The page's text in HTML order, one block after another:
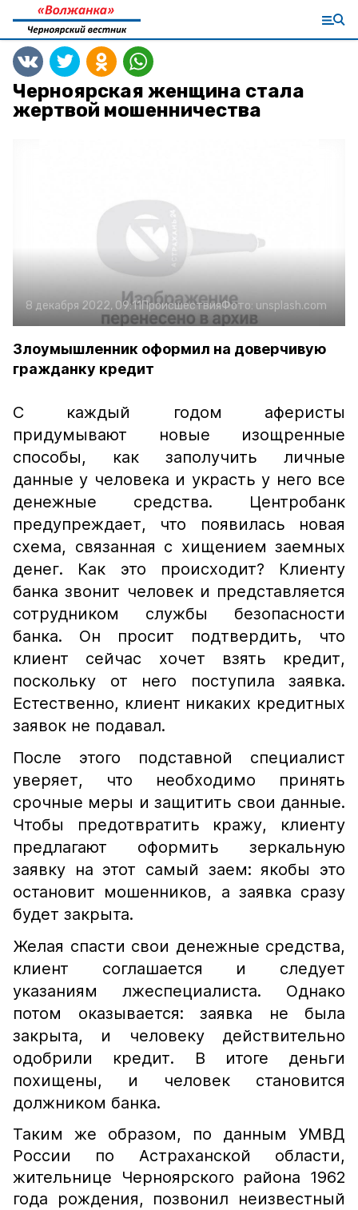
Черноярская женщина стала
жертвой мошенничества
8 декабря 2022, 09:11ПроисшествияФото: unsplash.com
Злоумышленник оформил на доверчивую
гражданку кредит
С каждый годом аферисты
придумывают новые изощренные
способы, как заполучить личные
данные у человека и украсть у него все
денежные средства. Центробанк
предупреждает, что появилась новая
схема, связанная с хищением заемных
денег. Как это происходит? Клиенту
банка звонит человек и представляется
сотрудником службы безопасности
банка. Он просит подтвердить, что
клиент сейчас хочет взять кредит,
поскольку от него поступила заявка.
Естественно, клиент никаких кредитных
заявок не подавал.
После этого подставной специалист
уверяет, что необходимо принять
срочные меры и защитить свои данные.
Чтобы предотвратить кражу, клиенту
предлагают оформить зеркальную
заявку на этот самый заем: якобы это
остановит мошенников, а заявка сразу
будет закрыта.
Желая спасти свои денежные средства,
клиент соглашается и следует
указаниям лжеспециалиста. Однако
потом оказывается: заявка не была
закрыта, и человеку действительно
одобрили кредит. В итоге деньги
похищены, и человек становится
должником банка.
Таким же образом, по данным УМВД
России по Астраханской области,
жительнице Черноярского района 1962
года рождения, позвонил неизвестный